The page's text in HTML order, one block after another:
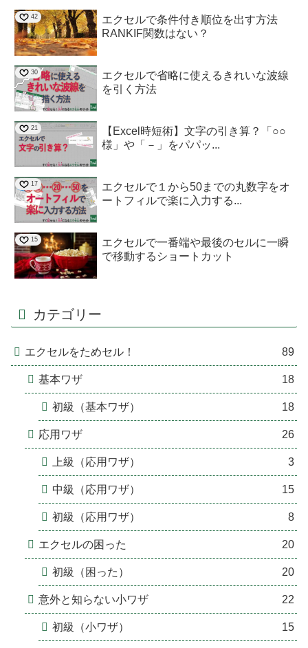
エクセルで条件付き順位を出す方法
RANKIF関数はない？
42
エクセルで省略に使えるきれいな波線
を引く方法
30
【Excel時短術】文字の引き算？「○○
様」や「－」をパパッ...
21
エクセルで１から50までの丸数字をオ
ートフィルで楽に入力する...
17
エクセルで一番端や最後のセルに一瞬
で移動するショートカット
15
カテゴリー
エクセルをためセル！ 89
基本ワザ 18
初級（基本ワザ） 18
応用ワザ 26
上級（応用ワザ） 3
中級（応用ワザ） 15
初級（応用ワザ） 8
エクセルの困った 20
初級（困った） 20
意外と知らない小ワザ 22
初級（小ワザ） 15